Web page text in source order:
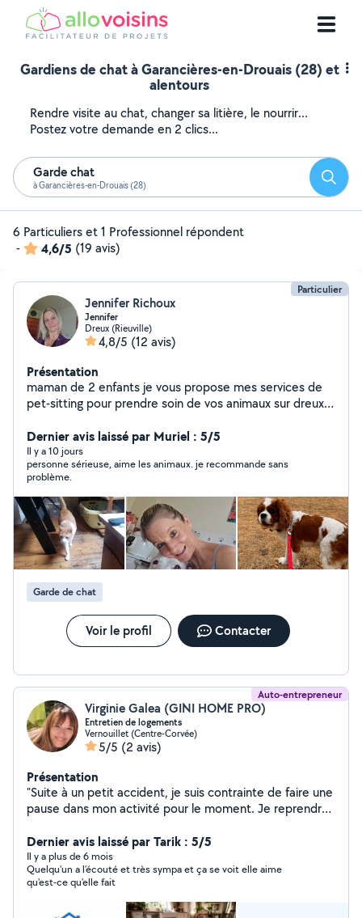
Gardiens de chat à Garancières-en-Drouais (28) et
alentours
Rendre visite au chat, changer sa litière, le nourrir...
Postez votre demande en 2 clics...
Garde chat
à Garancières-en-Drouais (28)
6 Particuliers et 1 Professionnel répondent
-
4,6/5 (19 avis)
Particulier
Jennifer Richoux
Jennifer
Dreux (Rieuville)
4,8/5 (12 avis)
Présentation
maman de 2 enfants je vous propose mes services de
pet-sitting pour prendre soin de vos animaux sur dreux
je suis une personne calme bienveillante qui répond au
mieux au besoin de vos animaux, plusieurs références,
de nombreux retours et propriétaires satisfaits
concernant mes gardes n'hésitez pas a me contacter
pour plus de renseignements
Dernier avis laissé par Muriel : 5/5
Il y a 10 jours
personne sérieuse, aime les animaux. je recommande sans
problème.
Garde de chat
Voir le profil Contacter
Auto-entrepreneur
Virginie Galea (GINI HOME PRO)
Entretien de logements
Vernouillet (Centre-Corvée)
5/5 (2 avis)
Présentation
"Suite à un petit accident, je suis contrainte de faire une
pause dans mon activité pour le moment. Je reprendrai
compréhension et à très bientôt !!!" Je propose un
service d'entretien soigné pour particuliers et locations
courte durée, en adaptant mes interventions pour que
chaque logement reste propre, agréable et confortable
Dernier avis laissé par Tarik : 5/5
Il y a plus de 6 mois
Quelqu'un a l’écouté et très sympa et ça se voit elle aime
qu'est-ce qu'elle fait